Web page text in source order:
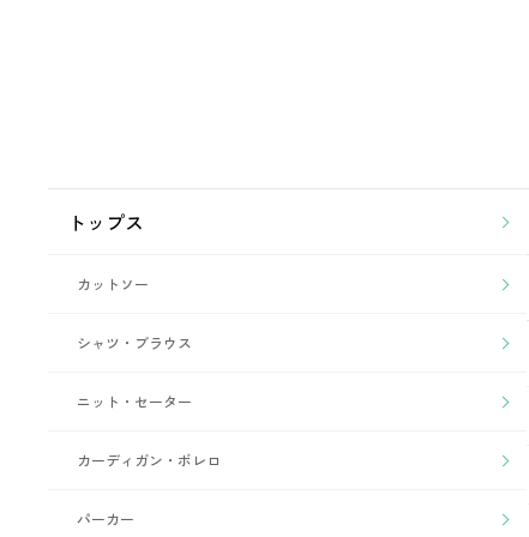
トップス
カットソー
シャツ・ブラウス
ニット・セーター
カーディガン・ボレロ
パーカー